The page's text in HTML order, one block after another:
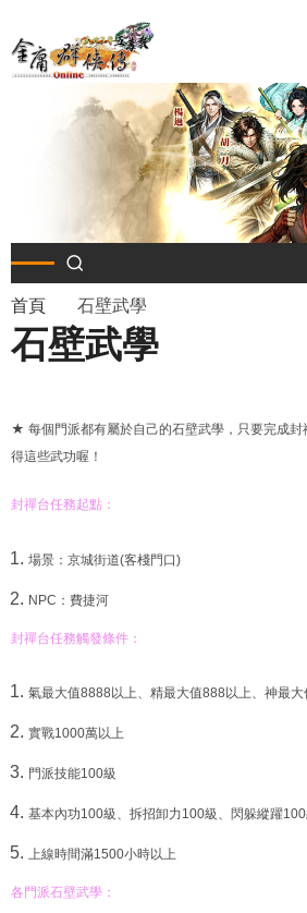
至
導
航
結
首頁 石壁武學
石壁武學
★ 每個門派都有屬於自己的石壁武學，只要完成封
得這些武功喔！
封禪台任務起點：
場景：京城街道(客棧門口)
NPC：費捷河
封禪台任務觸發條件：
氣最大值8888以上、精最大值888以上、神最大
實戰1000萬以上
門派技能100級
基本內功100級、拆招卸力100級、閃躲縱躍
上線時間滿1500小時以上
各門派石壁武學：